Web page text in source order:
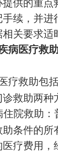
供的重点
续，并进
关要求适
病医疗救
疗救助包
救助两种
住院救助
条件的所
疗费用，